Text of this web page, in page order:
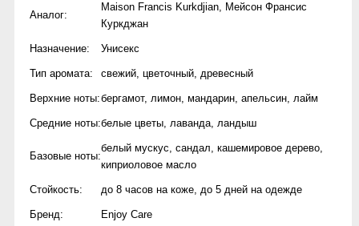
Аналог:
Maison Francis Kurkdjian, Мейсон Франсис
Куркджан
Назначение: Унисекс
Тип аромата: свежий, цветочный, древесный
Верхние ноты:бергамот, лимон, мандарин, апельсин, лайм
Средние ноты:белые цветы, лаванда, ландыш
Базовые ноты:
белый мускус, сандал, кашемировое дерево,
киприоловое масло
Стойкость: до 8 часов на коже, до 5 дней на одежде
Бренд: Enjoy Care